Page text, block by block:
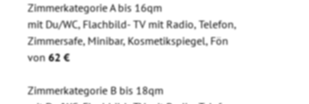
Zimmerkategorie A bis 16qm
mit Du/WC, Flachbild- TV mit Radio, Telefon,
Zimmersafe, Minibar, Kosmetikspiegel, Fön
von62 €
Zimmerkategorie B bis 18qm